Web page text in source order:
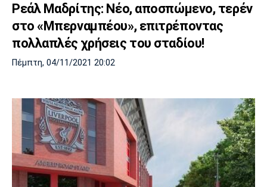
Ρεάλ Μαδρίτης: Νέο, αποσπώμενο, τερέν
στο «Μπερναμπέου», επιτρέποντας
πολλαπλές χρήσεις του σταδίου!
Πέμπτη, 04/11/2021 20:02